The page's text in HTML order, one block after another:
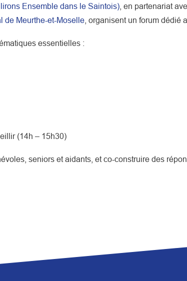
Ensemble dans le Saintois) , en partenariat
de Meurthe-et-Moselle , organisent un forum dédié
essentielles :
(14h – 15h30)
seniors et aidants, et co-construire des